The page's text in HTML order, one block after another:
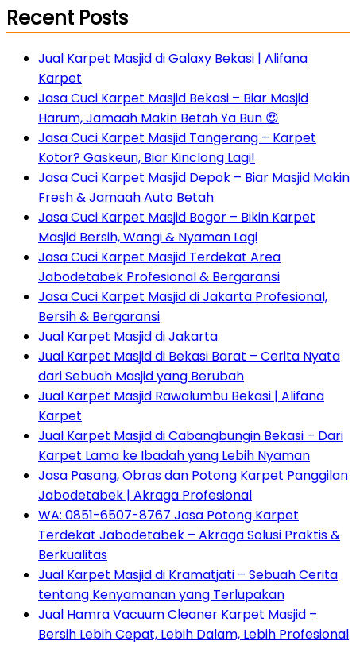
Recent Posts
Jual Karpet Masjid di Galaxy Bekasi | Alifana
Karpet
Jasa Cuci Karpet Masjid Bekasi – Biar Masjid
Harum, Jamaah Makin Betah Ya Bun 😍
Jasa Cuci Karpet Masjid Tangerang – Karpet
Kotor? Gaskeun, Biar Kinclong Lagi!
Jasa Cuci Karpet Masjid Depok – Biar Masjid Makin
Fresh & Jamaah Auto Betah
Jasa Cuci Karpet Masjid Bogor – Bikin Karpet
Masjid Bersih, Wangi & Nyaman Lagi
Jasa Cuci Karpet Masjid Terdekat Area
Jabodetabek Profesional & Bergaransi
Jasa Cuci Karpet Masjid di Jakarta Profesional,
Bersih & Bergaransi
Jual Karpet Masjid di Jakarta
Jual Karpet Masjid di Bekasi Barat – Cerita Nyata
dari Sebuah Masjid yang Berubah
Jual Karpet Masjid Rawalumbu Bekasi | Alifana
Karpet
Jual Karpet Masjid di Cabangbungin Bekasi – Dari
Karpet Lama ke Ibadah yang Lebih Nyaman
Jasa Pasang, Obras dan Potong Karpet Panggilan
Jabodetabek | Akraga Profesional
WA: 0851-6507-8767 Jasa Potong Karpet
Terdekat Jabodetabek – Akraga Solusi Praktis &
Berkualitas
Jual Karpet Masjid di Kramatjati – Sebuah Cerita
tentang Kenyamanan yang Terlupakan
Jual Hamra Vacuum Cleaner Karpet Masjid –
Bersih Lebih Cepat, Lebih Dalam, Lebih Profesional